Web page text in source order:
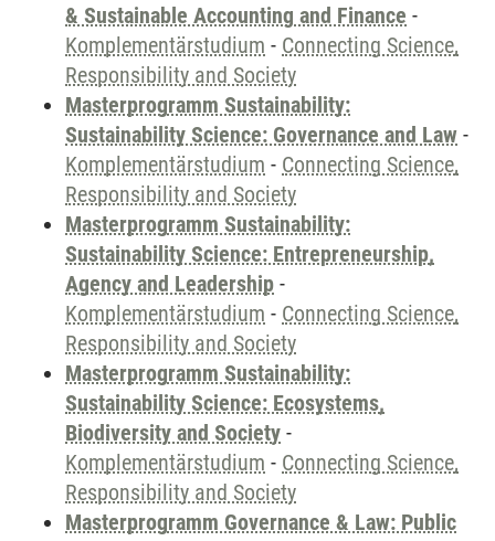
& Sustainable Accounting and Finance -
Komplementärstudium - Connecting Science,
Responsibility and Society
Masterprogramm Sustainability:
Sustainability Science: Governance and Law -
Komplementärstudium - Connecting Science,
Responsibility and Society
Masterprogramm Sustainability:
Sustainability Science: Entrepreneurship,
Agency and Leadership -
Komplementärstudium - Connecting Science,
Responsibility and Society
Masterprogramm Sustainability:
Sustainability Science: Ecosystems,
Biodiversity and Society -
Komplementärstudium - Connecting Science,
Responsibility and Society
Masterprogramm Governance & Law: Public